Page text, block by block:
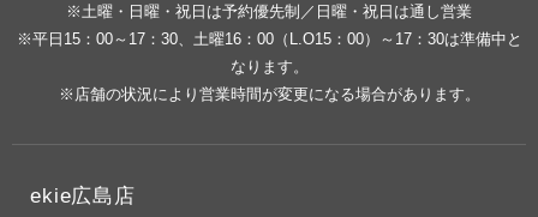
※土曜・日曜・祝日は予約優先制／日曜・祝日は通し営業
※平日15：00～17：30、土曜16：00（L.O15：00）～17：30は準備中と
なります。
※店舗の状況により営業時間が変更になる場合があります。
ekie広島店